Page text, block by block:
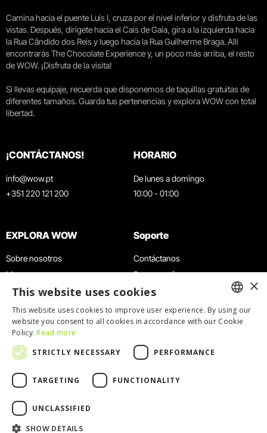
Camina hacia el puente Luís I, cruza por el nivel inferior y disfruta de las
vistas. Después, dirígete hacia el Cais de Gaia, gira a la izquierda hacia
la Rua Cândido dos Reis y luego hacia la Rua Guilherme Braga. Allí
encontrarás The Chocolate Experience y, un poco más arriba, el resto
de WOW. ¡Disfruta de la visita!
Si llevas equipaje, recuerda que disponemos de taquillas gratuitas de
diferentes tamaños. Guarda tus pertenencias y explora WOW con total
libertad.
¡CONTÁCTANOS!
info@wow.pt
+351 220 121 200
HORARIO
De lunes a domingo
10:00 - 01:00
EXPLORA WOW
Sobre nosotros
Museos
Agenda
Noticias
Restaurantes
Tarjeta WOW
Grupos y eventos
Servicio educativo
Soporte
Contáctanos
Preguntas frecuentes
Términos y condiciones
Política de privacidad y cookies
Trabaja con nosotros
Libro de reclamaciones
© 2026
ENGLISH
×
This website uses cookies
This website uses cookies to improve user experience. By using our
website you consent to all cookies in accordance with our Cookie
Policy. Read more
STRICTLY NECESSARY
PERFORMANCE
TARGETING FUNCTIONALITY
UNCLASSIFIED
SHOW DETAILS